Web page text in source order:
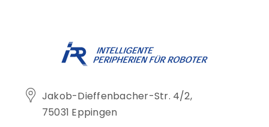
Jakob-Dieffenbacher-Str. 4/2,
75031 Eppingen